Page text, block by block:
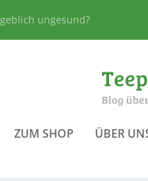
ungesund?
ZUM SHOP ÜBER